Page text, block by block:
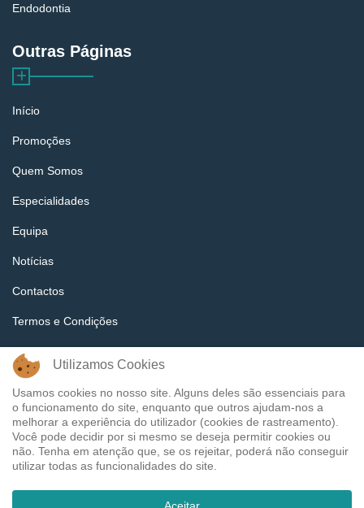
Endodontia
Outras Páginas
Início
Promoções
Quem Somos
Especialidades
Equipa
Notícias
Contactos
Termos e Condições
Política e Privacidades
Tags
Utilizamos Cookies
Usamos cookies no nosso site. Alguns deles são essenciais para
o funcionamento do site, enquanto que outros ajudam-nos a
melhorar a experiência do utilizador (cookies de rastreamento).
Você pode decidir por si mesmo se deseja permitir cookies ou
não. Tenha em atenção que, se os rejeitar, poderá não conseguir
utilizar todas as funcionalidades do site.